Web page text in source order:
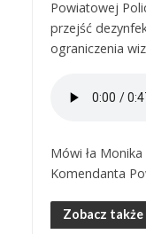
Powiatowej
przejść
ograniczenia
Mówi ła
Komendanta
Zobacz także